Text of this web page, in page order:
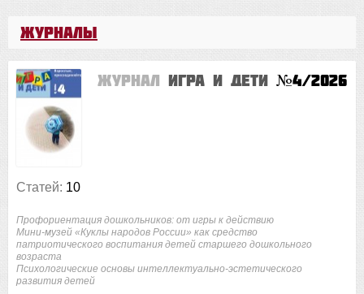
Журналы
Журнал Игра и дети №4/2026
Статей: 10
Профориентация дошкольников: от игры к действию
Мини-музей «Куклы народов России» как средство
патриотического воспитания детей старшего дошкольного
возраста
Психологические основы интеллектуально-эстетического
развития детей